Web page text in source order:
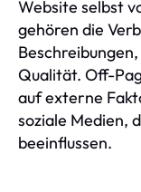
Website selbst
gehören die
Qualität. Off-
auf externe
soziale Medien,
beeinflussen.